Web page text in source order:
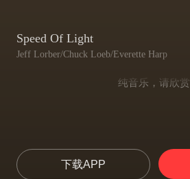
Speed Of Light
Jeff Lorber/Chuck Loeb/Everette Harp
纯音乐，请欣赏
下载APP